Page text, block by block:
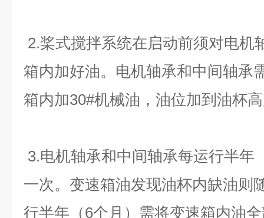
2.桨式搅拌系统在启动前须对电机
箱内加好油。电机轴承和中间轴承
箱内加30#机械油，油位加到油杯
3.电机轴承和中间轴承每运行半年
一次。变速箱油发现油杯内缺油则
行半年（6个月）需将变速箱内油